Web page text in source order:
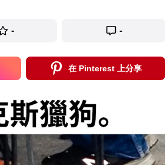
- -
在 Pinterest 上分享